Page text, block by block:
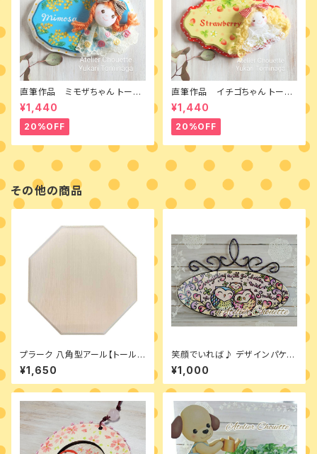
直筆作品 ミモザちゃん トール
ペイントとカントリードールのミ
ニボード
¥1,440
20%OFF
直筆作品 イチゴちゃん トール
ペイントとカントリードールのミ
ニボード
¥1,440
20%OFF
その他の商品
プラーク 八角型アール【トール
ペイント 材料】
¥1,650
笑顔でいれば♪ デザインパケッ
ト
¥1,000